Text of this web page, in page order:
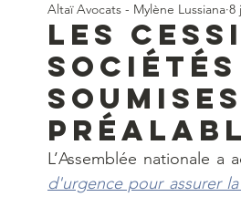
Immobilier - Urbanisme
Les
Altaï Avocats - Mylène Lussiana 8
L’Assemblée nationale a
d'urgence pour assurer